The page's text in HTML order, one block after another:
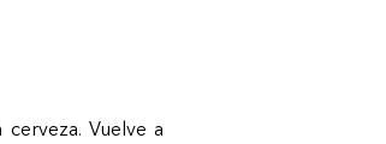
Vuelve a